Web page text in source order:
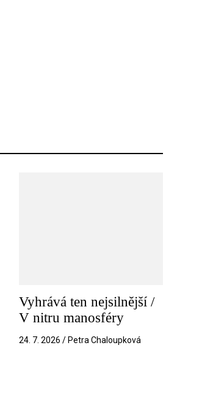
Vyhrává ten nejsilnější /
V nitru manosféry
24. 7. 2026 / Petra Chaloupková